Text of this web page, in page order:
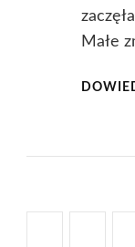
Małe